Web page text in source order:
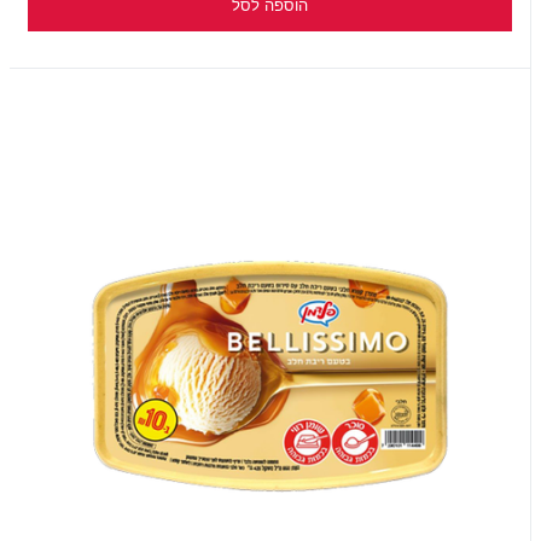
הוספה לסל